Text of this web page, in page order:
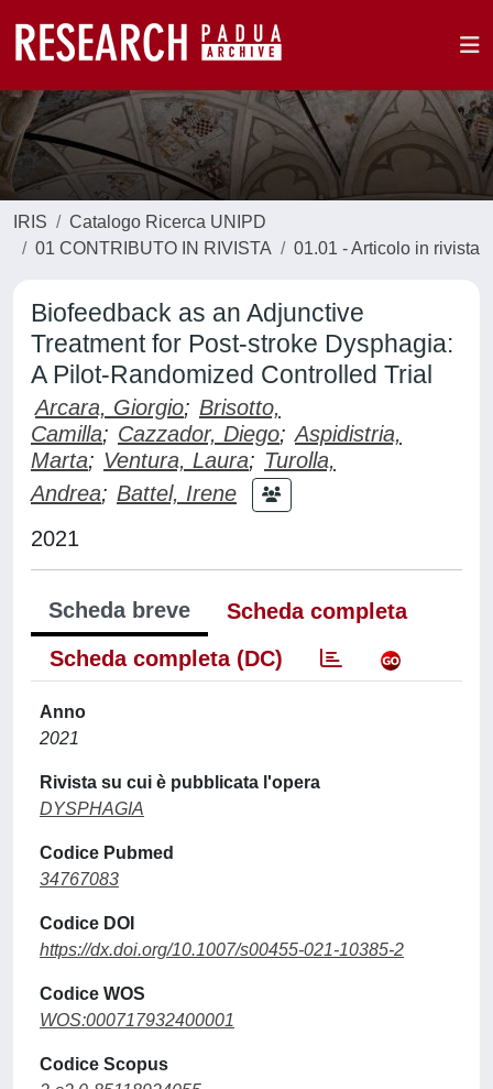
IRIS
Catalogo Ricerca UNIPD
01 CONTRIBUTO IN RIVISTA
01.01 - Articolo in rivista
Biofeedback as an Adjunctive
Treatment for Post-stroke Dysphagia:
A Pilot-Randomized Controlled Trial
Arcara, Giorgio; Brisotto,
Camilla; Cazzador, Diego; Aspidistria,
Marta; Ventura, Laura; Turolla,
Andrea; Battel, Irene
2021
Scheda breve
Scheda completa
Scheda completa (DC)
Anno
2021
Rivista su cui è pubblicata l'opera
DYSPHAGIA
Codice Pubmed
34767083
Codice DOI
https://dx.doi.org/10.1007/s00455-021-10385-2
Codice WOS
WOS:000717932400001
Codice Scopus